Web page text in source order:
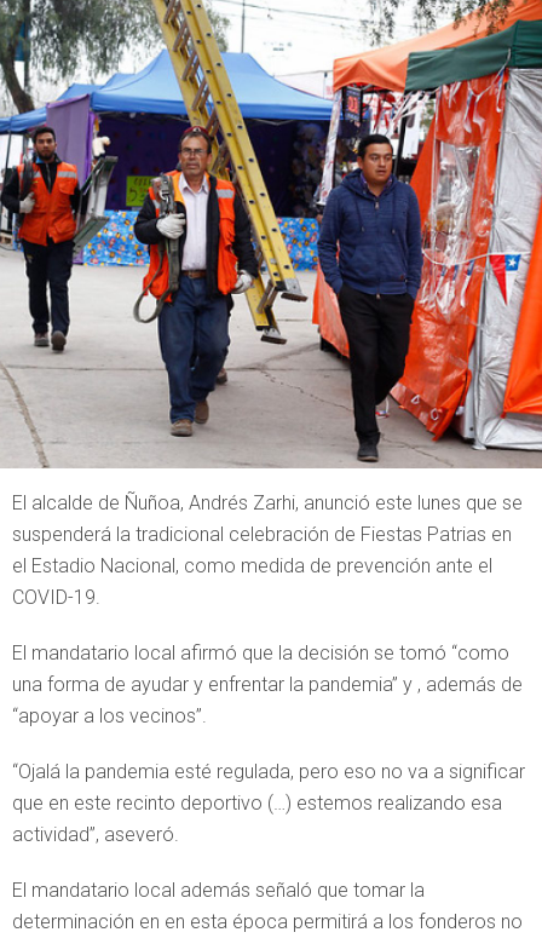
El alcalde de Ñuñoa, Andrés Zarhi, anunció este lunes que se
suspenderá la tradicional celebración de Fiestas Patrias en
el Estadio Nacional, como medida de prevención ante el
COVID-19.
El mandatario local afirmó que la decisión se tomó “como
una forma de ayudar y enfrentar la pandemia” y , además de
“apoyar a los vecinos”.
“Ojalá la pandemia esté regulada, pero eso no va a significar
que en este recinto deportivo (…) estemos realizando esa
actividad”, aseveró.
El mandatario local además señaló que tomar la
determinación en en esta época permitirá a los fonderos no